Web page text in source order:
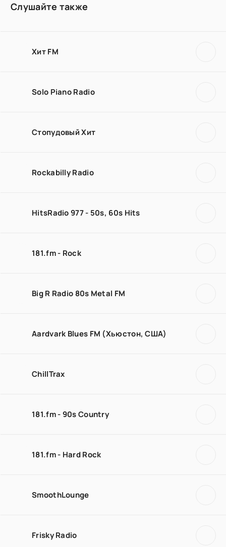
Слушайте также
Хит FM
Solo Piano Radio
Стопудовый Хит
Rockabilly Radio
HitsRadio 977 - 50s, 60s Hits
181.fm - Rock
Big R Radio 80s Metal FM
Aardvark Blues FM (Хьюстон, США)
ChillTrax
181.fm - 90s Country
181.fm - Hard Rock
SmoothLounge
Frisky Radio